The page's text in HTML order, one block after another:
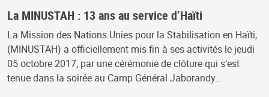
La MINUSTAH : 13 ans au service d’Haïti
La Mission des Nations Unies pour la Stabilisation en Haïti,
(MINUSTAH) a officiellement mis fin à ses activités le jeudi
05 octobre 2017, par une cérémonie de clôture qui s’est
tenue dans la soirée au Camp Général Jaborandy…